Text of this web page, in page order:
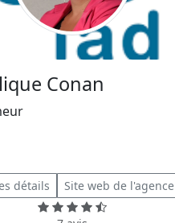
Conan
détails Site web de l'agence